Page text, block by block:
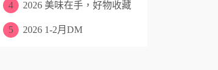
4 2026 美味在手，好物收藏
5 2026 1-2月DM